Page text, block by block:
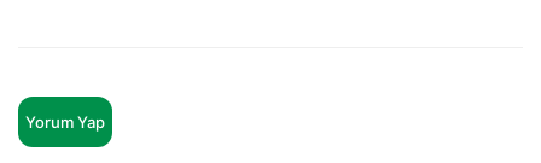
Yorum Yap